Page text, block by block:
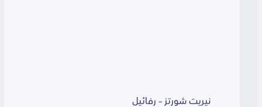
نيريت شورتز – رفائيل